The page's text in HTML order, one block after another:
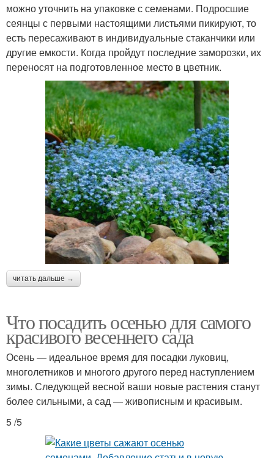
можно уточнить на упаковке с семенами. Подросшие
сеянцы с первыми настоящими листьями пикируют, то
есть пересаживают в индивидуальные стаканчики или
другие емкости. Когда пройдут последние заморозки, их
переносят на подготовленное место в цветник.
читать дальше →
Что посадить осенью для самого
красивого весеннего сада
Осень — идеальное время для посадки луковиц,
многолетников и многого другого перед наступлением
зимы. Следующей весной ваши новые растения станут
более сильными, а сад — живописным и красивым.
5 /5